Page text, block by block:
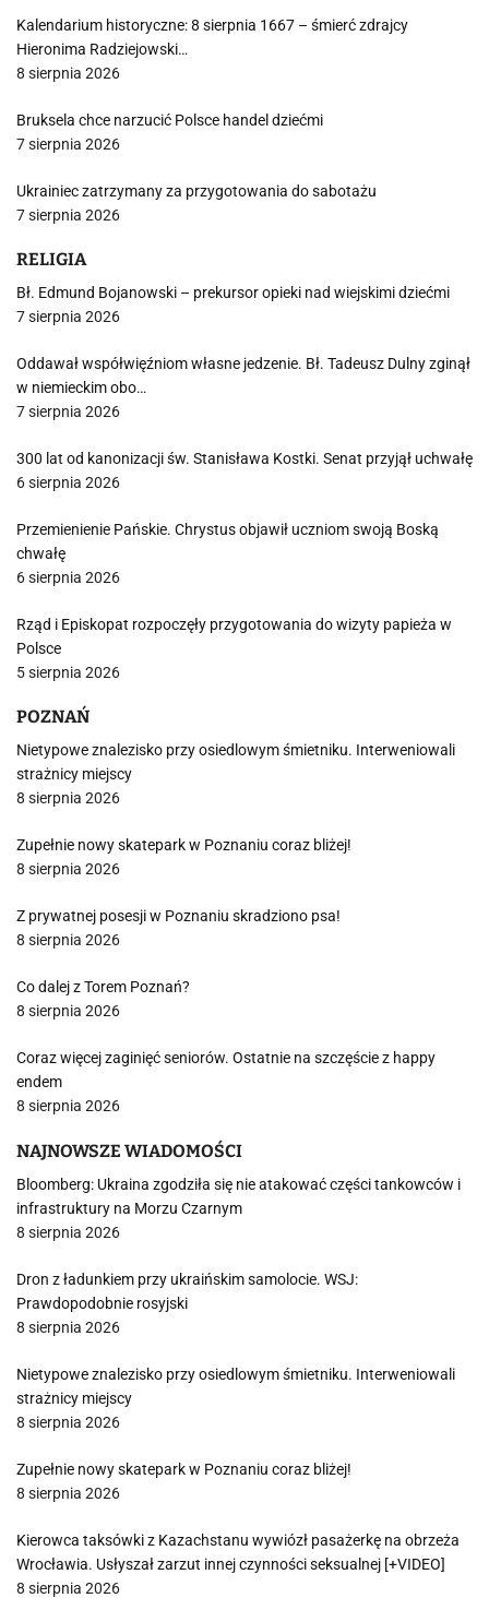
Kalendarium historyczne: 8 sierpnia 1667 – śmierć zdrajcy
Hieronima Radziejowski…
8 sierpnia 2026
Bruksela chce narzucić Polsce handel dziećmi
7 sierpnia 2026
Ukrainiec zatrzymany za przygotowania do sabotażu
7 sierpnia 2026
RELIGIA
Bł. Edmund Bojanowski – prekursor opieki nad wiejskimi dziećmi
7 sierpnia 2026
Oddawał współwięźniom własne jedzenie. Bł. Tadeusz Dulny zginął
w niemieckim obo…
7 sierpnia 2026
300 lat od kanonizacji św. Stanisława Kostki. Senat przyjął uchwałę
6 sierpnia 2026
Przemienienie Pańskie. Chrystus objawił uczniom swoją Boską
chwałę
6 sierpnia 2026
Rząd i Episkopat rozpoczęły przygotowania do wizyty papieża w
Polsce
5 sierpnia 2026
POZNAŃ
Nietypowe znalezisko przy osiedlowym śmietniku. Interweniowali
strażnicy miejscy
8 sierpnia 2026
Zupełnie nowy skatepark w Poznaniu coraz bliżej!
8 sierpnia 2026
Z prywatnej posesji w Poznaniu skradziono psa!
8 sierpnia 2026
Co dalej z Torem Poznań?
8 sierpnia 2026
Coraz więcej zaginięć seniorów. Ostatnie na szczęście z happy
endem
8 sierpnia 2026
NAJNOWSZE WIADOMOŚCI
Bloomberg: Ukraina zgodziła się nie atakować części tankowców i
infrastruktury na Morzu Czarnym
8 sierpnia 2026
Dron z ładunkiem przy ukraińskim samolocie. WSJ:
Prawdopodobnie rosyjski
8 sierpnia 2026
Nietypowe znalezisko przy osiedlowym śmietniku. Interweniowali
strażnicy miejscy
8 sierpnia 2026
Zupełnie nowy skatepark w Poznaniu coraz bliżej!
8 sierpnia 2026
Kierowca taksówki z Kazachstanu wywiózł pasażerkę na obrzeża
Wrocławia. Usłyszał zarzut innej czynności seksualnej [+VIDEO]
8 sierpnia 2026